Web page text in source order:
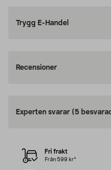
Trygg E-Handel
Recensioner
Experten svarar (5
Fri frakt
Från 599 kr*